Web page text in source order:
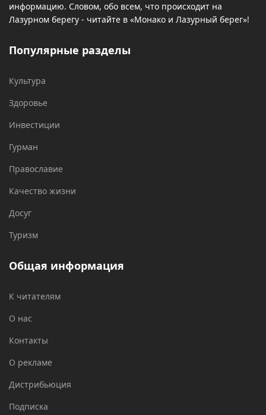
информацию. Словом, обо всем, что происходит на
Лазурном берегу - читайте в «Монако и Лазурный берег»!
Популярные разделы
Культура
Здоровье
Инвестиции
Гурман
Православие
Качество жизни
Досуг
Туризм
Общая информация
К читателям
О нас
Контакты
О рекламе
Дистрибьюция
Подписка